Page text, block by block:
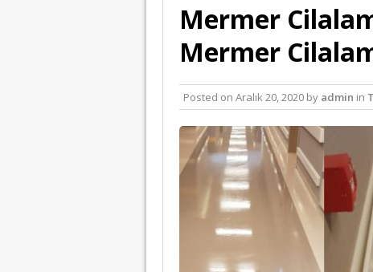
Mermer
Mermer
Posted on Aralık 20, 2020 by admin in